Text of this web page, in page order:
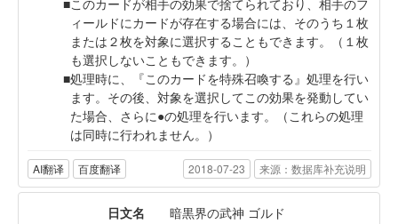
このカードが相手の効果で捨てられており、相手のフ
ィールドにカードが存在する場合には、そのうち１枚
または２枚を対象に選択することもできます。（１枚
も選択しないこともできます。）
処理時に、『このカードを特殊召喚する』処理を行い
ます。その後、対象を選択してこの効果を発動してい
た場合、さらに●の処理を行います。（これらの処理
は同時に行われません。）
AI翻译 百度翻译 2018-07-23 来源：数据库补充说明
日文名
暗黒界の武神 ゴルド